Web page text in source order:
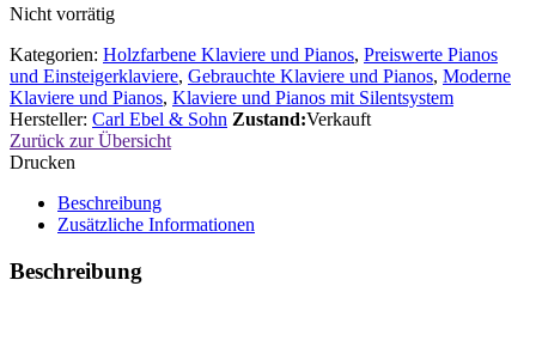
Nicht vorrätig
Kategorien: Holzfarbene Klaviere und Pianos, Preiswerte Pianos
und Einsteigerklaviere, Gebrauchte Klaviere und Pianos, Moderne
Klaviere und Pianos, Klaviere und Pianos mit Silentsystem
Hersteller: Carl Ebel & Sohn Zustand:Verkauft
Zurück zur Übersicht
Drucken
Beschreibung
Zusätzliche Informationen
Beschreibung